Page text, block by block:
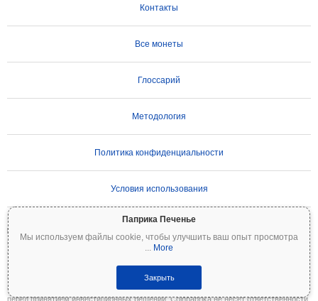
Паприка Печенье
Мы используем файлы cookie, чтобы улучшить ваш опыт просмотра
... More
Закрыть
Контакты
Все монеты
Глоссарий
Методология
Политика конфиденциальности
Условия использования
ВАЖНОЕ ПРЕДУПРЕЖДЕНИЕ:
волатильностью и сопряжены со значительными рисками. Вы можете потерять
часть или все свои инвестиции. Вся информация на Coinpaprika предоставляется
исключительно в информационных целях и не является финансовой или
инвестиционной рекомендацией. Всегда проводите собственное исследование
(DYOR) и консультируйтесь с квалифицированным финансовым консультантом
перед принятием инвестиционных решений. Coinpaprika не несёт ответственности